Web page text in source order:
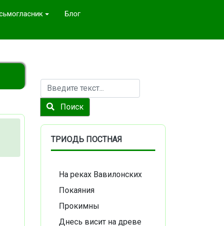
Блог
Поиск
Поиск
ТРИОДЬ ПОСТНАЯ
На реках Вавилонских
Покаяния
Прокимны
Днесь висит на древе